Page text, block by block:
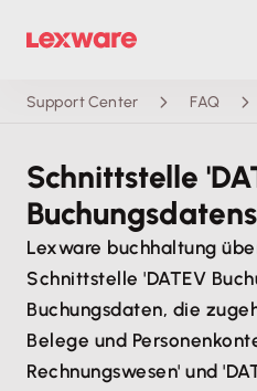
Support Center FAQ
Schnittstelle
Lexware buchhaltung
Schnittstelle 'DATEV
Buchungsdaten, die
Belege und
Rechnungswesen' und